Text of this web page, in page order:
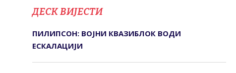
ДЕСК ВИЈЕСТИ
ПИЛИПСОН: ВОЈНИ КВАЗИБЛОК ВОДИ
ЕСКАЛАЦИЈИ